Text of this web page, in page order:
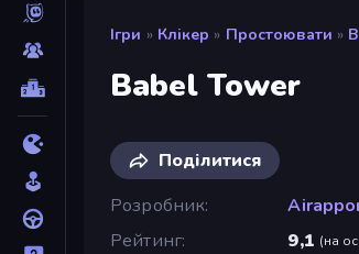
Ігри » Клікер » Простоювати »
Babel Tower
Поділитися
Розробник
Рейтинг
9,1 (на